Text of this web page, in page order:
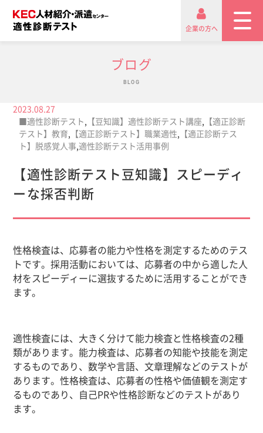
企業の方へ
ブログ
BLOG
2023.08.27
■適性診断テスト, 【豆知識】適性診断テスト講座, 【適正診断
テスト】教育, 【適正診断テスト】職業適性, 【適正診断テス
ト】脱感覚人事,適性診断テスト活用事例
【適性診断テスト豆知識】スピーディ
ーな採否判断
性格検査は、応募者の能力や性格を測定するためのテス
トです。採用活動においては、応募者の中から適した人
材をスピーディーに選抜するために活用することができ
ます。
適性検査には、大きく分けて能力検査と性格検査の2種
類があります。能力検査は、応募者の知能や技能を測定
するものであり、数学や言語、文章理解などのテストが
あります。性格検査は、応募者の性格や価値観を測定す
るものであり、自己PRや性格診断などのテストがあり
ます。